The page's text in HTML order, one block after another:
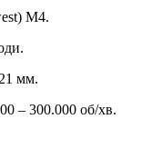
М4.
мм.
– 300.000 об/хв.